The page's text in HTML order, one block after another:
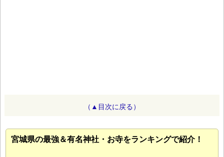
（▲目次に戻る）
宮城県の最強＆有名神社・お寺をランキングで紹介！